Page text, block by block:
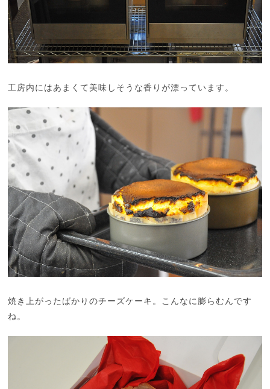
工房内にはあまくて美味しそうな香りが漂っています。
焼き上がったばかりのチーズケーキ。こんなに膨らむんです
ね。